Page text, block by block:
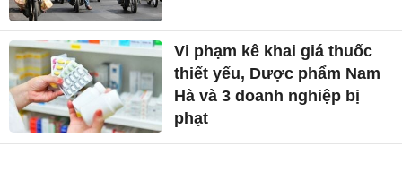
Vi phạm kê khai giá thuốc
thiết yếu, Dược phẩm Nam
Hà và 3 doanh nghiệp bị
phạt